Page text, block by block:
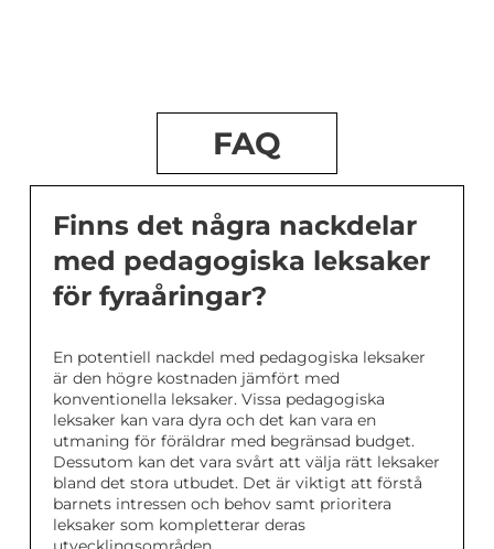
FAQ
Finns det några nackdelar
med pedagogiska leksaker
för fyraåringar?
En potentiell nackdel med pedagogiska leksaker
är den högre kostnaden jämfört med
konventionella leksaker. Vissa pedagogiska
leksaker kan vara dyra och det kan vara en
utmaning för föräldrar med begränsad budget.
Dessutom kan det vara svårt att välja rätt leksaker
bland det stora utbudet. Det är viktigt att förstå
barnets intressen och behov samt prioritera
leksaker som kompletterar deras